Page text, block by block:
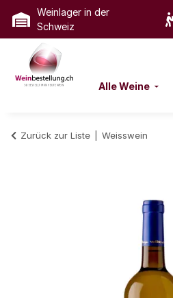
Weinlager in der
Schweiz
Alle Weine
Zurück zur Liste Weisswein